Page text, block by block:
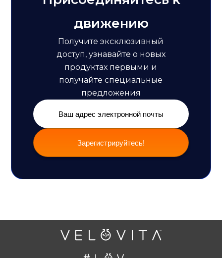
движению
Получите эксклюзивный
доступ, узнавайте о новых
продуктах первыми и
получайте специальные
предложения